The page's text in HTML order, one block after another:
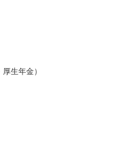
生年金）